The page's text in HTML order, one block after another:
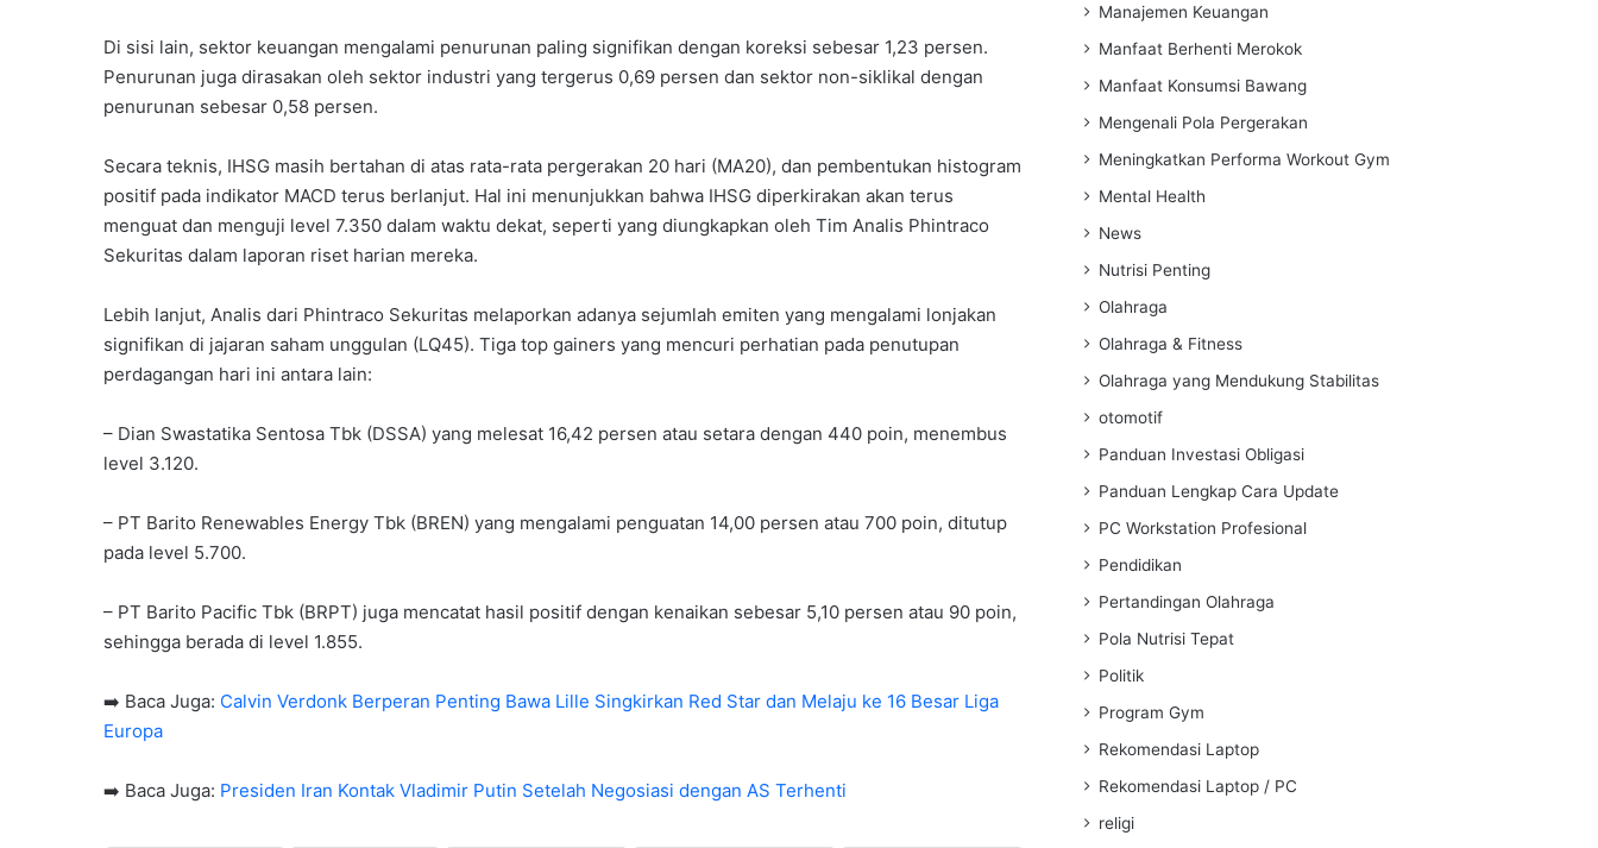
Di sisi lain, sektor keuangan mengalami penurunan paling signifikan dengan koreksi sebesar 1,23 persen.
Penurunan juga dirasakan oleh sektor industri yang tergerus 0,69 persen dan sektor non-siklikal dengan
penurunan sebesar 0,58 persen.
Secara teknis, IHSG masih bertahan di atas rata-rata pergerakan 20 hari (MA20), dan pembentukan histogram
positif pada indikator MACD terus berlanjut. Hal ini menunjukkan bahwa IHSG diperkirakan akan terus
menguat dan menguji level 7.350 dalam waktu dekat, seperti yang diungkapkan oleh Tim Analis Phintraco
Sekuritas dalam laporan riset harian mereka.
Lebih lanjut, Analis dari Phintraco Sekuritas melaporkan adanya sejumlah emiten yang mengalami lonjakan
signifikan di jajaran saham unggulan (LQ45). Tiga top gainers yang mencuri perhatian pada penutupan
perdagangan hari ini antara lain:
– Dian Swastatika Sentosa Tbk (DSSA) yang melesat 16,42 persen atau setara dengan 440 poin, menembus
level 3.120.
– PT Barito Renewables Energy Tbk (BREN) yang mengalami penguatan 14,00 persen atau 700 poin, ditutup
pada level 5.700.
– PT Barito Pacific Tbk (BRPT) juga mencatat hasil positif dengan kenaikan sebesar 5,10 persen atau 90 poin,
sehingga berada di level 1.855.
➡️ Baca Juga: Calvin Verdonk Berperan Penting Bawa Lille Singkirkan Red Star dan Melaju ke 16 Besar Liga
Europa
➡️ Baca Juga: Presiden Iran Kontak Vladimir Putin Setelah Negosiasi dengan AS Terhenti
Manajemen Keuangan
Manfaat Berhenti Merokok
Manfaat Konsumsi Bawang
Mengenali Pola Pergerakan
Meningkatkan Performa Workout Gym
Mental Health
News
Nutrisi Penting
Olahraga
Olahraga & Fitness
Olahraga yang Mendukung Stabilitas
otomotif
Panduan Investasi Obligasi
Panduan Lengkap Cara Update
PC Workstation Profesional
Pendidikan
Pertandingan Olahraga
Pola Nutrisi Tepat
Politik
Program Gym
Rekomendasi Laptop
Rekomendasi Laptop / PC
religi